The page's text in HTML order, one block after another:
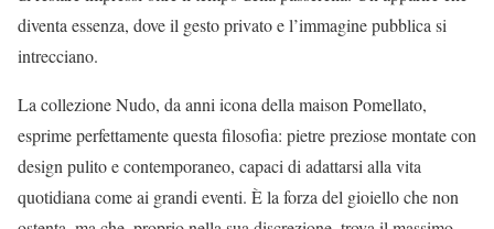
diventa essenza, dove il gesto privato e l’immagine pubblica si
intrecciano.
La collezione Nudo, da anni icona della maison Pomellato,
esprime perfettamente questa filosofia: pietre preziose montate con
design pulito e contemporaneo, capaci di adattarsi alla vita
quotidiana come ai grandi eventi. È la forza del gioiello che non